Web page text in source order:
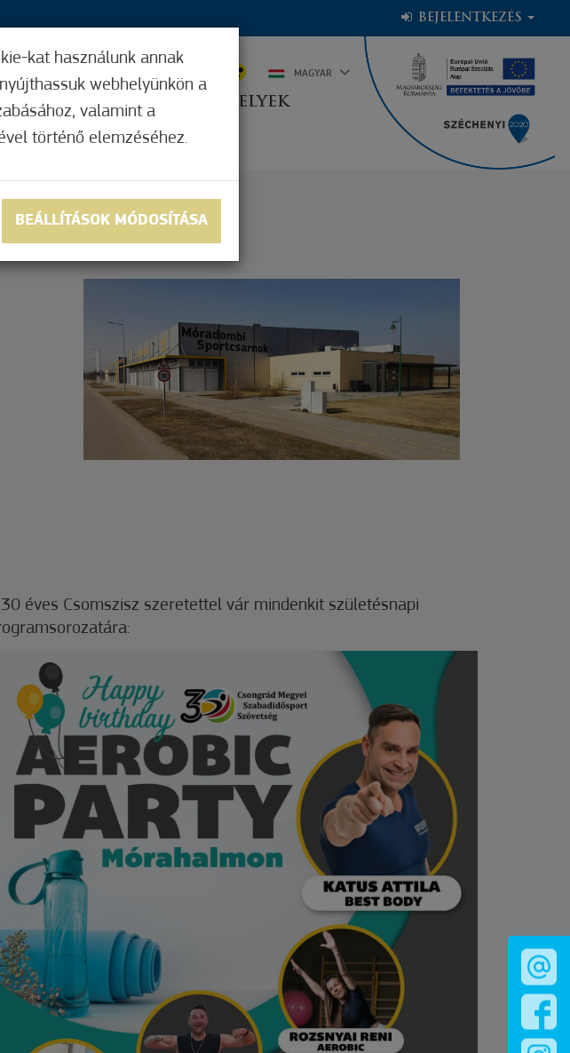
BEJELENTKEZÉS
FUNKCIÓK
ELFOGADÓHELYEK
MAGYAR
Nem értékelt
éves Csomszisz szeretettel vár mindenkit születésnapi
kat használunk annak
webhelyünkön a
valamint a
történő elemzéséhez.
BEÁLLÍTÁSOK MÓDOSÍTÁSA